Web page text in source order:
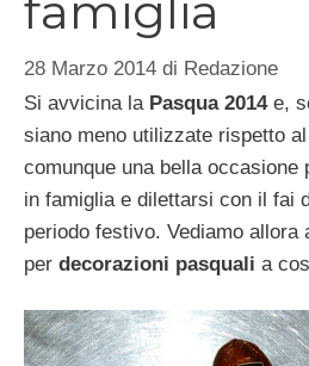
28 Marzo 2014 di Redazione
Si avvicina la Pasqua 2014e,
siano meno utilizzate rispetto
comunque una bella occasione
in famiglia e dilettarsi con il fai
periodo festivo. Vediamo allora
per decorazioni pasquali a